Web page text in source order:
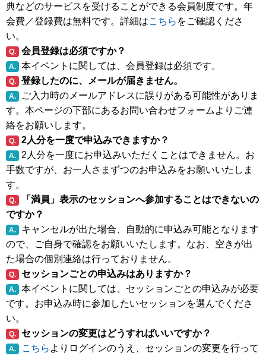
典などのサービスを受けることができる会員制度です。年
会費／登録費は無料です。詳細はこちら をご確認くださ
い。
Q. 会員登録は必須ですか？
A. 本イベントに関しては、会員登録は必須です。
Q. 登録したのに、メールが届きません。
A. ご入力時のメールアドレスに誤りがある可能性がありま
す。本ページの下部にあるお問い合わせフォームよりご連
絡をお願いします。
Q. 2人分を一度で申込みできますか？
A. 2人分を一度にお申込みいただくことはできません。お
手数ですが、お一人さまずつのお申込みをお願いいたしま
す。
Q. 「満員」表示のセッションへ参加することはできないの
ですか？
A. キャンセルが出た場合、自動的に申込み可能となります
ので、ご自身で確認をお願いいたします。なお、空きが出
た場合の個別連絡は行っておりません。
Q. セッションごとの申込みはありますか？
A. 本イベントに関しては、セッションごとの申込みが必要
です。お申込み時に参加したいセッションを選んでくださ
い。
Q. セッションの変更はどうすればいいですか？
A. こちら よりログインのうえ、セッションの変更を行って